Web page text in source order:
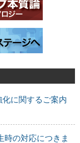
に関するご案内
時の対応につきま